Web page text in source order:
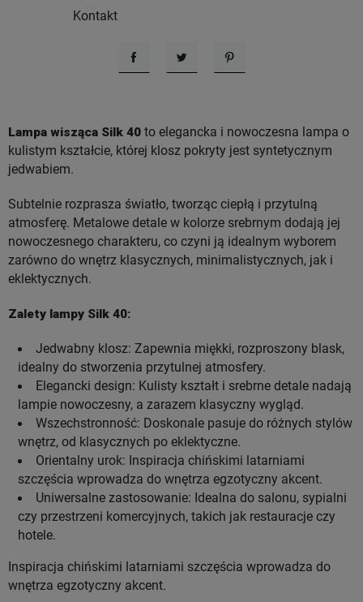
Kontakt
UdostępnijTweetujPinterest
Lampa wisząca Silk 40 to elegancka i nowoczesna lampa o
kulistym kształcie, której klosz pokryty jest syntetycznym
jedwabiem.
Subtelnie rozprasza światło, tworząc ciepłą i przytulną
atmosferę. Metalowe detale w kolorze srebrnym dodają jej
nowoczesnego charakteru, co czyni ją idealnym wyborem
zarówno do wnętrz klasycznych, minimalistycznych, jak i
eklektycznych.
Zalety lampy Silk 40:
Jedwabny klosz: Zapewnia miękki, rozproszony blask,
idealny do stworzenia przytulnej atmosfery.
Elegancki design: Kulisty kształt i srebrne detale nadają
lampie nowoczesny, a zarazem klasyczny wygląd.
Wszechstronność: Doskonale pasuje do różnych stylów
wnętrz, od klasycznych po eklektyczne.
Orientalny urok: Inspiracja chińskimi latarniami
szczęścia wprowadza do wnętrza egzotyczny akcent.
Uniwersalne zastosowanie: Idealna do salonu, sypialni
czy przestrzeni komercyjnych, takich jak restauracje czy
hotele.
Inspiracja chińskimi latarniami szczęścia wprowadza do
wnętrza egzotyczny akcent.